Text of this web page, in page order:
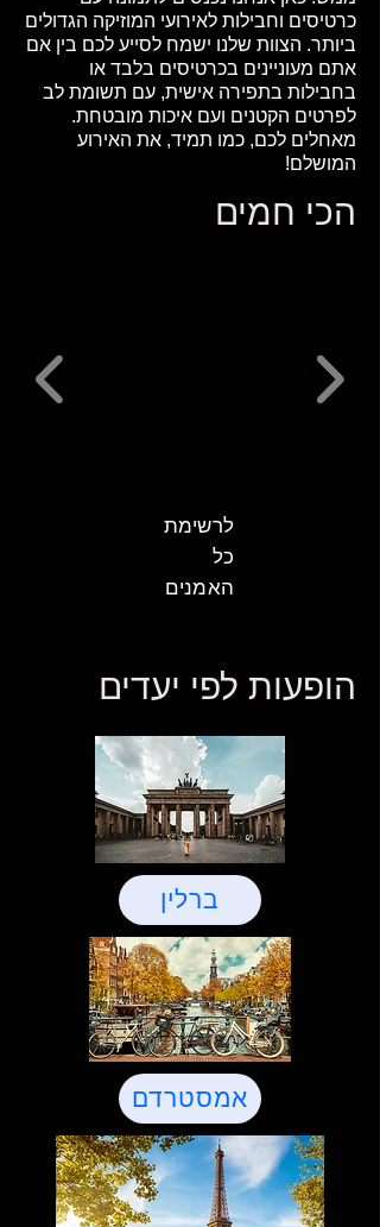
כרטיסים וחבילות לאירועי המוזיקה הגדולים
ביותר. הצוות שלנו ישמח לסייע לכם בין אם
אתם מעוניינים בכרטיסים בלבד או
בחבילות בתפירה אישית, עם תשומת לב
לפרטים הקטנים ועם איכות מובטחת.
מאחלים לכם, כמו תמיד, את האירוע
המושלם!
הכי חמים
לרשימת
כל
האמנים
הופעות לפי יעדים
ברלין
אמסטרדם